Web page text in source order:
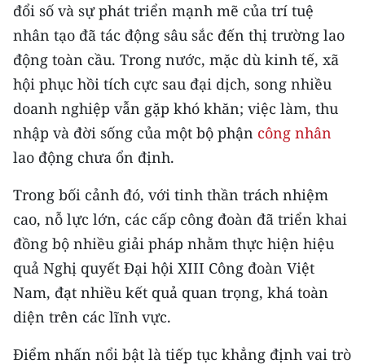
Media Thế giới
Media Thể thao
Media Giáo dục
Media Y tế
Media Khoa học - Công nghệ
Media Môi trường
Ảnh
Infographic
TIN MỚI
TIN ĐỊA PHƯƠNG
đổi số và sự phát triển mạnh mẽ của trí tuệ
nhân tạo đã tác động sâu sắc đến thị trường lao
động toàn cầu. Trong nước, mặc dù kinh tế, xã
hội phục hồi tích cực sau đại dịch, song nhiều
doanh nghiệp vẫn gặp khó khăn; việc làm, thu
nhập và đời sống của một bộ phận công nhân
lao động chưa ổn định.
Trong bối cảnh đó, với tinh thần trách nhiệm
cao, nỗ lực lớn, các cấp công đoàn đã triển khai
đồng bộ nhiều giải pháp nhằm thực hiện hiệu
quả Nghị quyết Đại hội XIII Công đoàn Việt
Nam, đạt nhiều kết quả quan trọng, khá toàn
diện trên các lĩnh vực.
Điểm nhấn nổi bật là tiếp tục khẳng định vai trò